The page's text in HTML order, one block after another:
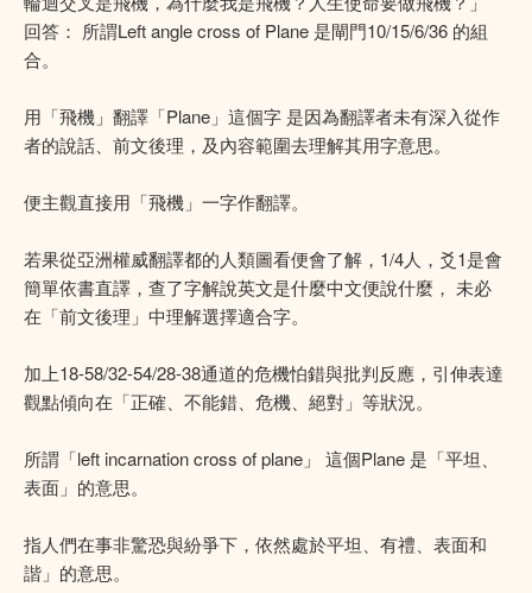
回答： 所謂Left angle cross of Plane 是閘門10/15/6/36 的組
合。
用「飛機」翻譯「Plane」這個字 是因為翻譯者未有深入從作
者的說話、前文後理，及內容範圍去理解其用字意思。
便主觀直接用「飛機」一字作翻譯。
若果從亞洲權威翻譯都的人類圖看便會了解，1/4人，爻1是會
簡單依書直譯，查了字解說英文是什麼中文便說什麼， 未必
在「前文後理」中理解選擇適合字。
加上18-58/32-54/28-38通道的危機怕錯與批判反應，引伸表達
觀點傾向在「正確、不能錯、危機、絕對」等狀況。
所謂「left incarnation cross of plane」 這個Plane 是「平坦、
表面」的意思。
指人們在事非驚恐與紛爭下，依然處於平坦、有禮、表面和
諧」的意思。